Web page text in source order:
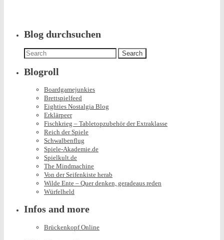
Blog durchsuchen
Search
for:
Blogroll
Boardgamejunkies
Brettspielfeed
Eighties Nostalgia Blog
Erklärpeer
Fischkrieg – Tabletopzubehör der Extraklasse
Reich der Spiele
Schwalbenflug
Spiele-Akademie.de
Spielkult.de
The Mindmachine
Von der Seifenkiste herab
Wilde Ente – Quer denken, geradeaus reden
Würfelheld
Infos and more
Brückenkopf Online